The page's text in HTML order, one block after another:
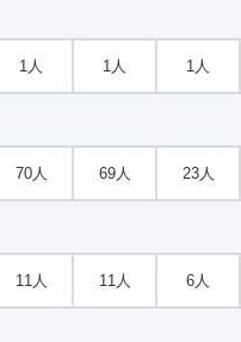
1人 1人 1人
70人 69人 23人
11人 11人 6人